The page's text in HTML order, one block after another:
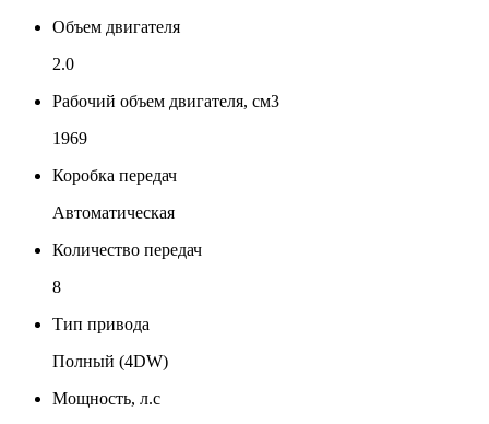
Объем двигателя
2.0
Рабочий объем двигателя, см3
1969
Коробка передач
Автоматическая
Количество передач
8
Тип привода
Полный (4DW)
Мощность, л.с